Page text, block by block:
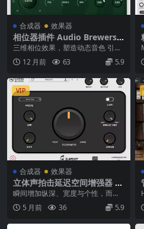
合成器 效果器
相位器插件 Audio Brewers a
b_Phaser v2.16.0
三维相位效果，塑造动态音色 引
言：立体声相位新体验 Audio Brew
ers ...12 月前 63 5.9
VIP
合成器 效果器
立体声拍击延迟空间增强器 C
arve Audio Slapshot v1.0.4
瞬间增加纵深、宽度与个性，而不
会带来浑浊感。 Slapshot 是一款拍
击延迟（...
5 月前 36 5.9